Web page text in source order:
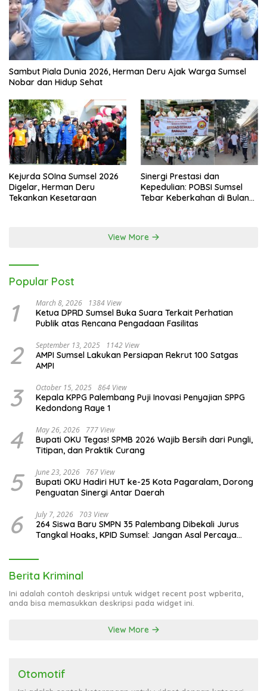
Sambut Piala Dunia 2026, Herman Deru Ajak Warga Sumsel
Nobar dan Hidup Sehat
Kejurda SOIna Sumsel 2026
Digelar, Herman Deru
Tekankan Kesetaraan
Sinergi Prestasi dan
Kepedulian: POBSI Sumsel
Tebar Keberkahan di Bulan
View More
Popular Post
1 March 8, 2026 1384 View
Ketua DPRD Sumsel Buka Suara Terkait Perhatian
Publik atas Rencana Pengadaan Fasilitas
2 September 13, 2025 1142 View
AMPI Sumsel Lakukan Persiapan Rekrut 100 Satgas
AMPI
3 October 15, 2025 864 View
Kepala KPPG Palembang Puji Inovasi Penyajian SPPG
Kedondong Raye 1
4 May 26, 2026 777 View
Bupati OKU Tegas! SPMB 2026 Wajib Bersih dari Pungli,
Titipan, dan Praktik Curang
5 June 23, 2026 767 View
Bupati OKU Hadiri HUT ke-25 Kota Pagaralam, Dorong
Penguatan Sinergi Antar Daerah
6 July 7, 2026 703 View
264 Siswa Baru SMPN 35 Palembang Dibekali Jurus
Tangkal Hoaks, KPID Sumsel: Jangan Asal Percaya
Berita Kriminal
Ini adalah contoh deskripsi untuk widget recent post wpberita,
anda bisa memasukkan deskripsi pada widget ini.
View More
Otomotif